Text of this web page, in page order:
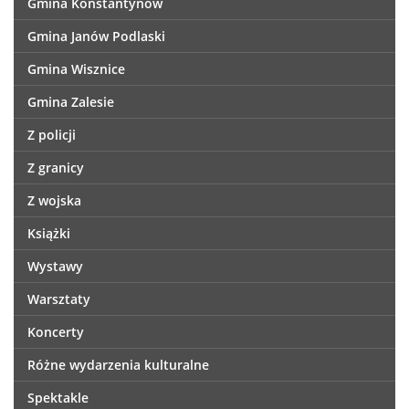
Gmina Janów Podlaski
Gmina Wisznice
Gmina Zalesie
Z policji
Z granicy
Z wojska
Książki
Wystawy
Warsztaty
Koncerty
Różne wydarzenia kulturalne
Spektakle